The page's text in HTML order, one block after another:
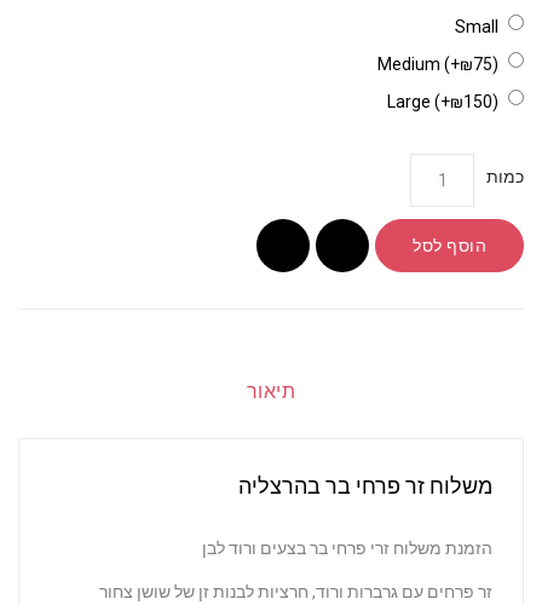
Small
Medium (+₪75)
Large (+₪150)
הוסף לסל
תיאור
משלוח זר פרחי בר בהרצליה
הזמנת משלוח זרי פרחי בר בצעים ורוד לבן
זר פרחים עם גרברות ורוד, חרציות לבנות זן של שושן צחור